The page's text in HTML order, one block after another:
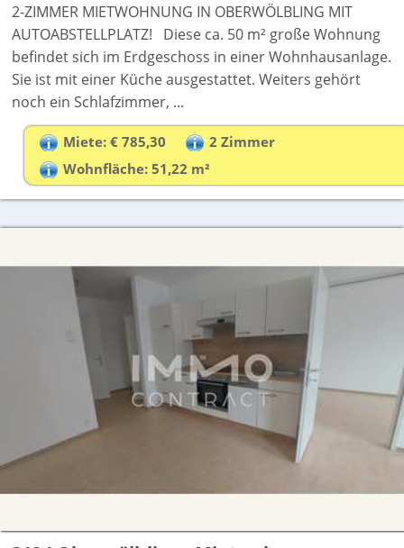
2-ZIMMER MIETWOHNUNG IN OBERWÖLBLING MIT
AUTOABSTELLPLATZ! Diese ca. 50 m² große Wohnung
befindet sich im Erdgeschoss in einer Wohnhausanlage.
Sie ist mit einer Küche ausgestattet. Weiters gehört
noch ein Schlafzimmer, ...
Miete: € 785,30
2 Zimmer
Wohnfläche: 51,22 m²